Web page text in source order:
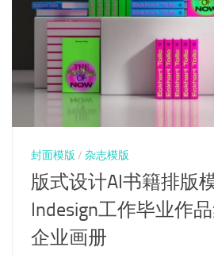
封面模版 / 杂志模版
版式设计AI书籍排版
Indesign工作毕业作
企业画册